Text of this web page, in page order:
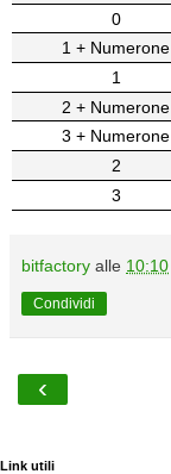
0
1 + Numerone
1
2 + Numerone
3 + Numerone
2
3
bitfactory alle 10:10
Condividi
‹
Link utili